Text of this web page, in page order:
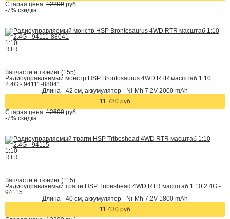
Старая цена: 12299 руб.
-7% скидка
1:10
RTR
Запчасти и тюнинг (155)
Радиоуправляемый монстр HSP Brontosaurus 4WD RTR масштаб 1:10
2.4G - 94111-88041
Длина - 42 cм, аккумулятор - Ni-Mh 7.2V 2000 mAh
11 780 руб.
Старая цена: 12690 руб.
-7% скидка
1:10
RTR
Запчасти и тюнинг (115)
Радиоуправляемый трагги HSP Tribeshead 4WD RTR масштаб 1:10 2.4G -
94115
Длина - 40 см, аккумулятор - Ni-Mh 7.2V 1800 mAh
11 430 руб.